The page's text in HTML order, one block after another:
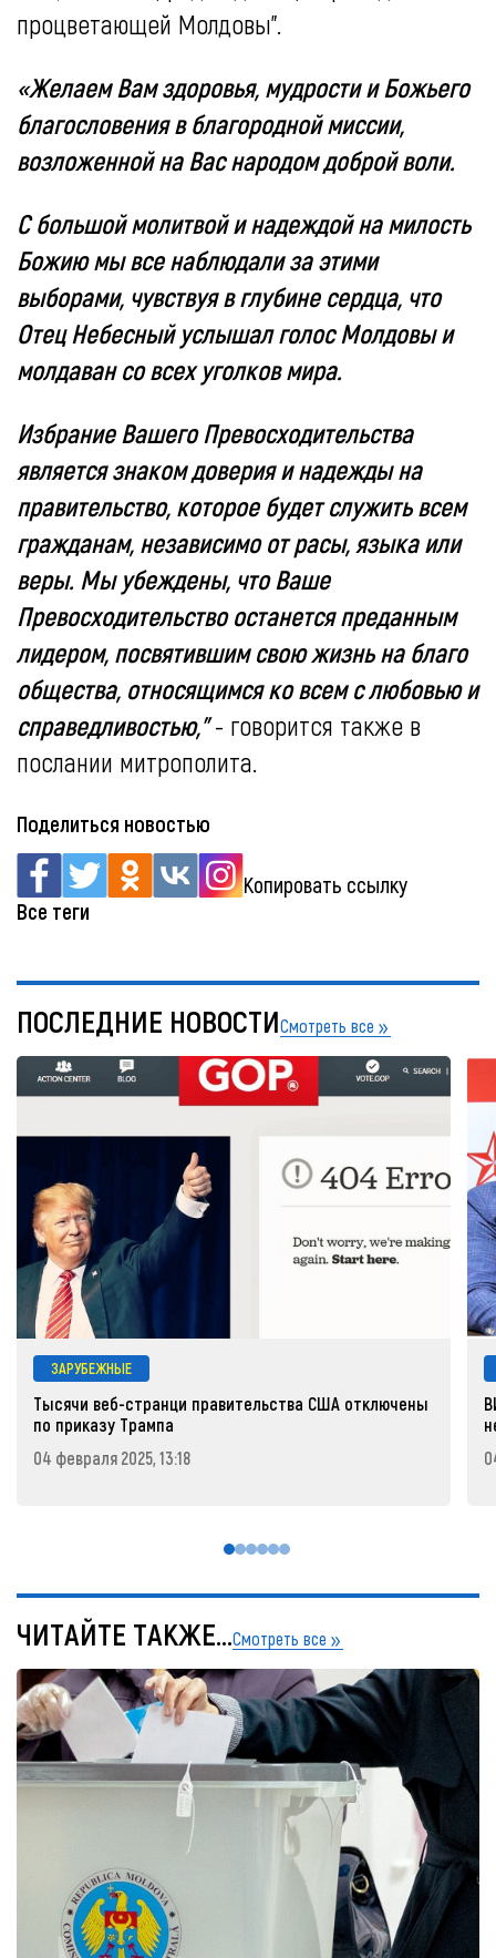
процветающей Молдовы".
«Желаем Вам здоровья, мудрости и Божьего
благословения в благородной миссии,
возложенной на Вас народом доброй воли.
С большой молитвой и надеждой на милость
Божию мы все наблюдали за этими
выборами, чувствуя в глубине сердца, что
Отец Небесный услышал голос Молдовы и
молдаван со всех уголков мира.
Избрание Вашего Превосходительства
является знаком доверия и надежды на
правительство, которое будет служить всем
гражданам, независимо от расы, языка или
веры. Мы убеждены, что Ваше
Превосходительство останется преданным
лидером, посвятившим свою жизнь на благо
общества, относящимся ко всем с любовью и
справедливостью,"- говорится также в
послании митрополита.
Поделиться новостью
Копировать ссылку
Все теги
ПОСЛЕДНИЕ НОВОСТИСмотреть все
ЗАРУБЕЖНЫЕ
Тысячи веб-странци правительства США отключены
по приказу Трампа
04 февраля 2025, 13:18
ЧИТАЙТЕ ТАКЖЕ...Смотреть все